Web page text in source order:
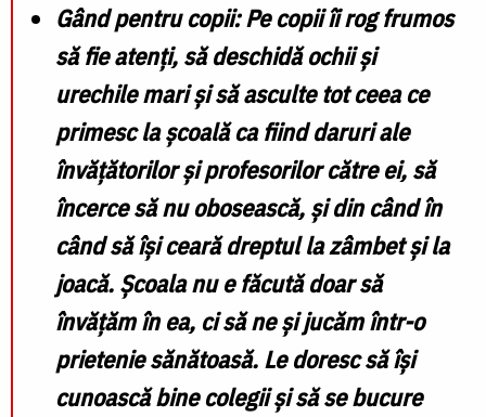
profesorilor!
Foto:
Oana
Nechifor
Gând pentru copii: Pe copii îi rog frumos
să fie atenți, să deschidă ochii și
urechile mariși să asculte tot ceea ce
primesc la școală ca fiinddaruri ale
învățătorilor și profesorilorcătre ei, să
încerce să nu obosească, și din când în
când să își ceară dreptul la zâmbet și la
joacă. Școala nu e făcută doar să
învățăm în ea, cisă ne și jucămîntr-o
prietenie sănătoasă. Le doresc să își
cunoască bine colegii și să se bucure